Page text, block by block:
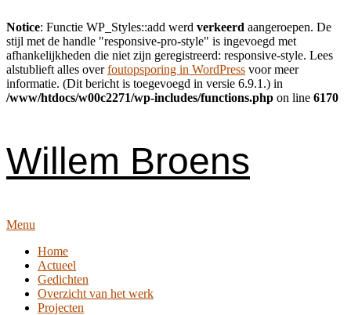
Notice: Functie WP_Styles::add werd verkeerd aangeroepen. De
stijl met de handle "responsive-pro-style" is ingevoegd met
afhankelijkheden die niet zijn geregistreerd: responsive-style. Lees
alstublieft alles overfoutopsporing in WordPress voor meer
informatie. (Dit bericht is toegevoegd in versie 6.9.1.) in
/www/htdocs/w00c2271/wp-includes/functions.php on line 6170
Willem Broens
Menu
Home
Actueel
Gedichten
Overzicht van het werk
Projecten